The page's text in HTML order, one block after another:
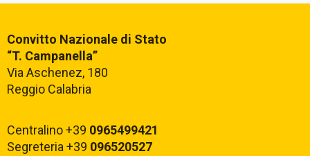
Convitto Nazionale di Stato
“T. Campanella”
Via Aschenez, 180
Reggio Calabria
Centralino +39 0965499421
Segreteria +39 096520527